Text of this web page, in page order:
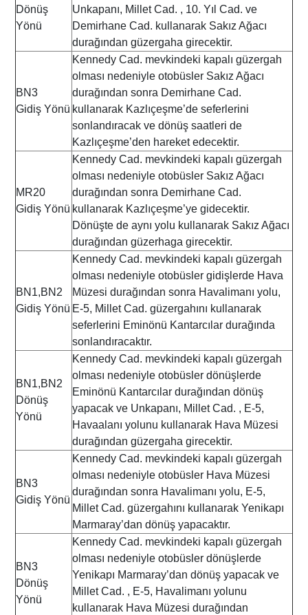
Dönüş
Yönü
Unkapanı, Millet Cad. , 10. Yıl Cad. ve
Demirhane Cad. kullanarak Sakız Ağacı
durağından güzergaha girecektir.
BN3
Gidiş Yönü
Kennedy Cad. mevkindeki kapalı güzergah
olması nedeniyle otobüsler Sakız Ağacı
durağından sonra Demirhane Cad.
kullanarak Kazlıçeşme’de seferlerini
sonlandıracak ve dönüş saatleri de
Kazlıçeşme’den hareket edecektir.
MR20
Gidiş Yönü
Kennedy Cad. mevkindeki kapalı güzergah
olması nedeniyle otobüsler Sakız Ağacı
durağından sonra Demirhane Cad.
kullanarak Kazlıçeşme’ye gidecektir.
Dönüşte de aynı yolu kullanarak Sakız Ağacı
durağından güzerhaga girecektir.
BN1,BN2
Gidiş Yönü
Kennedy Cad. mevkindeki kapalı güzergah
olması nedeniyle otobüsler gidişlerde Hava
Müzesi durağından sonra Havalimanı yolu,
E-5, Millet Cad. güzergahını kullanarak
seferlerini Eminönü Kantarcılar durağında
sonlandıracaktır.
BN1,BN2
Dönüş
Yönü
Kennedy Cad. mevkindeki kapalı güzergah
olması nedeniyle otobüsler dönüşlerde
Eminönü Kantarcılar durağından dönüş
yapacak ve Unkapanı, Millet Cad. , E-5,
Havaalanı yolunu kullanarak Hava Müzesi
durağından güzergaha girecektir.
BN3
Gidiş Yönü
Kennedy Cad. mevkindeki kapalı güzergah
olması nedeniyle otobüsler Hava Müzesi
durağından sonra Havalimanı yolu, E-5,
Millet Cad. güzergahını kullanarak Yenikapı
Marmaray’dan dönüş yapacaktır.
BN3
Dönüş
Yönü
Kennedy Cad. mevkindeki kapalı güzergah
olması nedeniyle otobüsler dönüşlerde
Yenikapı Marmaray’dan dönüş yapacak ve
Millet Cad. , E-5, Havalimanı yolunu
kullanarak Hava Müzesi durağından